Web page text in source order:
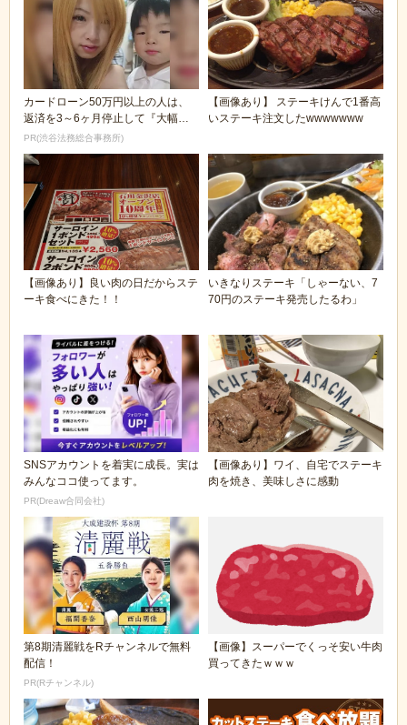
カードローン50万円以上の人は、
返済を3～6ヶ月停止して『大幅に
減額してから返済...
PR(渋谷法務総合事務所)
【画像あり】 ステーキけんで1番高
いステーキ注文したwwwwwww
【画像あり】良い肉の日だからステ
ーキ食べにきた！！
いきなりステーキ「しゃーない、7
70円のステーキ発売したるわ」
SNSアカウントを着実に成長。実は
みんなココ使ってます。
PR(Dreaw合同会社)
【画像あり】ワイ、自宅でステーキ
肉を焼き、美味しさに感動
第8期清麗戦をRチャンネルで無料
配信！
PR(Rチャンネル)
【画像】スーパーでくっそ安い牛肉
買ってきたｗｗｗ